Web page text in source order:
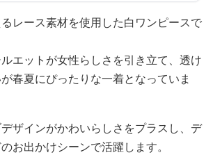
レース素材を使用した白ワンピースで
エットが女性らしさを引き立て、透け
春夏にぴったりな一着となっていま
ザインがかわいらしさをプラスし、デ
お出かけシーンで活躍します。